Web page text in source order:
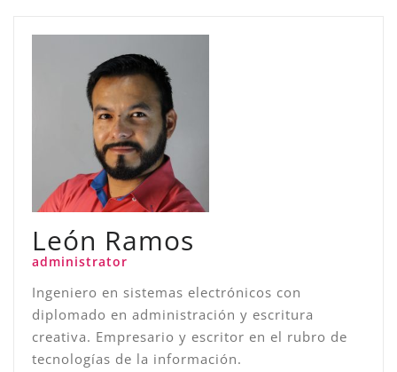
León Ramos
administrator
Ingeniero en sistemas electrónicos con
diplomado en administración y escritura
creativa. Empresario y escritor en el rubro de
tecnologías de la información.